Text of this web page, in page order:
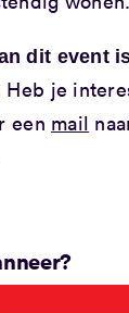
dit event
Heb je
een mail